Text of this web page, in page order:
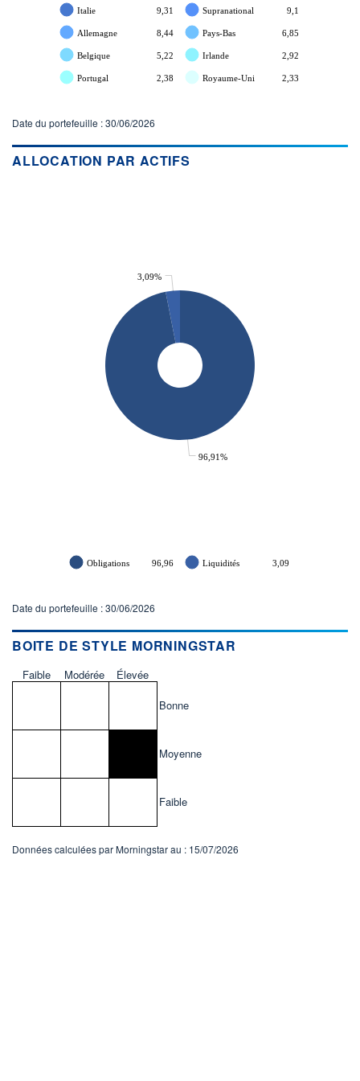
Italie 9,31 Supranational 9,1
Allemagne 8,44 Pays-Bas 6,85
Belgique 5,22 Irlande 2,92
Portugal 2,38 Royaume-Uni 2,33
Date du portefeuille : 30/06/2026
ALLOCATION PAR ACTIFS
96,91%
3,09%
Obligations 96,96 Liquidités 3,09
Date du portefeuille : 30/06/2026
BOITE DE STYLE MORNINGSTAR
Faible Modérée
Élevée
Bonne
Moyenne
Faible
Données calculées par Morningstar au : 15/07/2026